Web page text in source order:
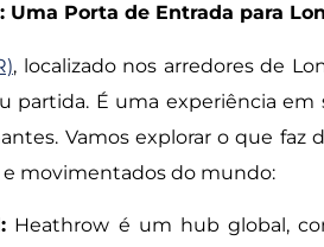
Uma Porta de Entrada para
, localizado nos arredores de
partida. É uma experiência em
Vamos explorar o que faz
movimentados do mundo:
Heathrow é um hub global,